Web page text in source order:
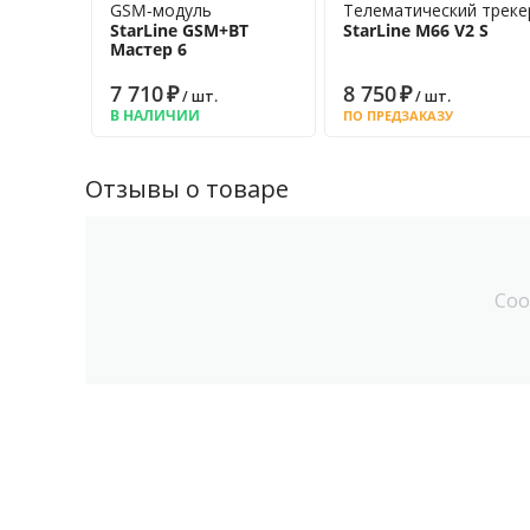
GSM-модуль
StarLine GSM+BT
Мастер 6
7 710₽/ шт.
В НАЛИЧИИ
Телематический трекер
StarLine M66 V2 S
8 750₽/ шт.
ПО ПРЕДЗАКАЗУ
Отзывы о товаре